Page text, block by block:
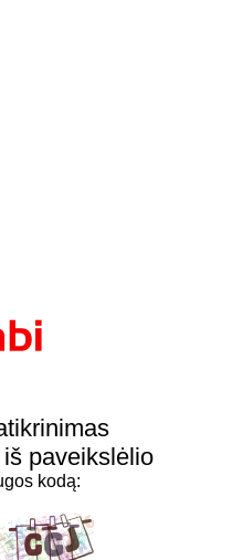
paveikslėlio
kodą: